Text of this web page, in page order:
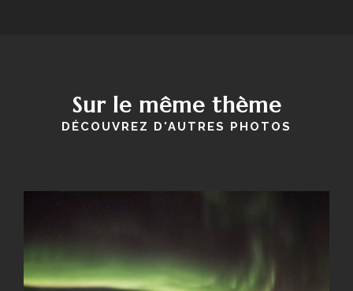
Sur le même thème
DÉCOUVREZ D'AUTRES PHOTOS